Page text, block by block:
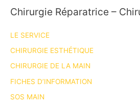
Chirurgie Réparatrice –
LE SERVICE
CHIRURGIE ESTHÉTIQUE
CHIRURGIE DE LA MAIN
FICHES D’INFORMATION
SOS MAIN